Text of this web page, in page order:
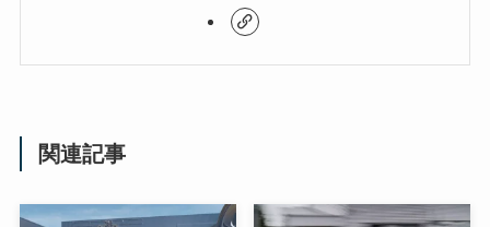
関連記事